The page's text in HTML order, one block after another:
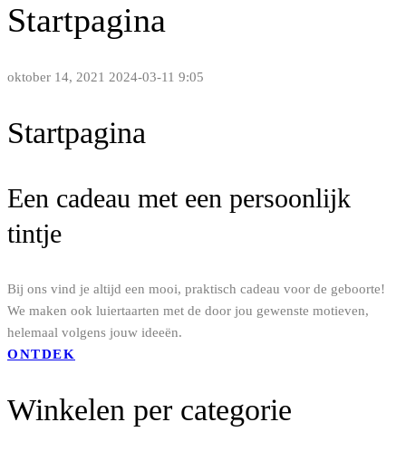
Startpagina
oktober 14, 2021 2024-03-11 9:05
Startpagina
Een cadeau met een persoonlijk
tintje
Bij ons vind je altijd een mooi, praktisch cadeau voor de geboorte!
We maken ook luiertaarten met de door jou gewenste motieven,
helemaal volgens jouw ideeën.
ONTDEK
Winkelen per categorie